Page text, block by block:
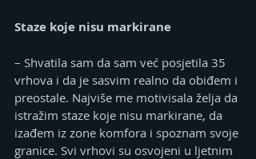
Staze koje nisu markirane
– Shvatila sam da sam već posjetila 35
vrhova i da je sasvim realno da obiđem i
preostale. Najviše me motivisala želja da
istražim staze koje nisu markirane, da
izađem iz zone komfora i spoznam svoje
granice. Svi vrhovi su osvojeni u ljetnim